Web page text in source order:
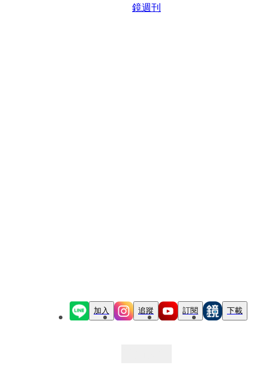
鏡週刊
加入 追蹤 訂閱 下載